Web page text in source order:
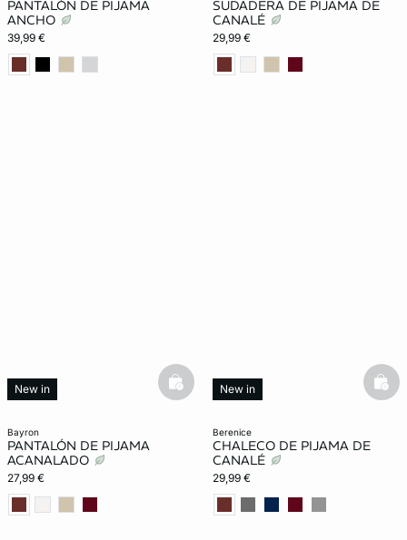
PANTALÓN DE PIJAMA
ANCHO
39,99 €
SUDADERA DE PIJAMA DE
CANALÉ
29,99 €
bayron
PANTALÓN DE PIJAMA
ACANALADO
27,99 €
New in basketfull
berenice
CHALECO DE PIJAMA DE
CANALÉ
29,99 €
New in